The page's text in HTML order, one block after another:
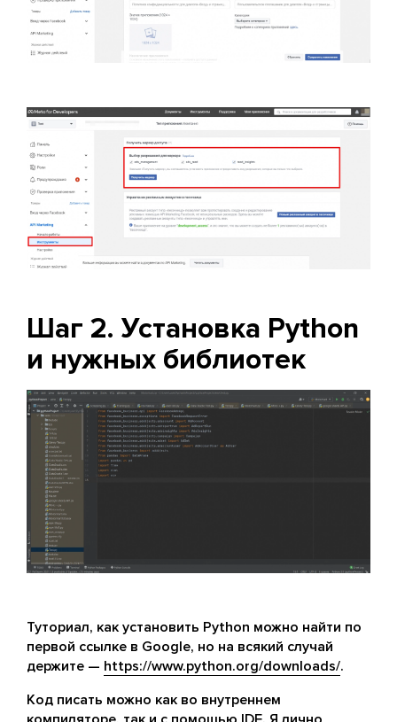
Шаг 2. Установка Python
и нужных библиотек
Туториал, как установить Python можно найти по
первой ссылке в Google, но на всякий случай
держите — https://www.python.org/downloads/.
Код писать можно как во внутреннем